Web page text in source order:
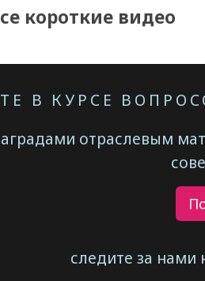
короткие видео
В КУРСЕ
отраслевым
следите за